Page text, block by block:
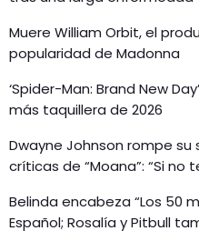
Muere William Orbit, el
popularidad de Madonna
‘Spider-Man: Brand New
más taquillera de 2026
Dwayne Johnson rompe su
críticas de “Moana”: “Si no
Belinda encabeza “Los 50
Español; Rosalía y Pitbull